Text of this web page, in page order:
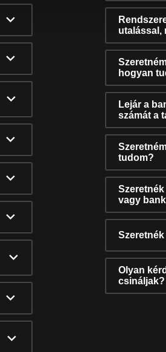
utalással,
hogyan
Lejár a
számát a
tudom?
vagy
Olyan
csináljak?